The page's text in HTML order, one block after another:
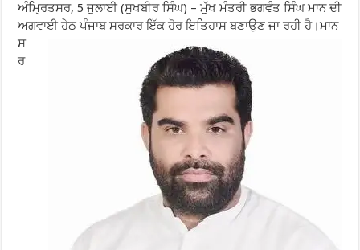
ਅੰਮ੍ਰਿਤਸਰ, 5 ਜੁਲਾਈ (ਸੁਖਬੀਰ ਸਿੰਘ) – ਮੁੱਖ ਮੰਤਰੀ ਭਗਵੰਤ ਸਿੰਘ ਮਾਨ ਦੀ
ਅਗਵਾਈ ਹੇਠ ਪੰਜਾਬ ਸਰਕਾਰ ਇੱਕ ਹੋਰ ਇਤਿਹਾਸ ਬਣਾਉਣ ਜਾ ਰਹੀ ਹੈ।ਮਾਨ
ਸ
ਰ